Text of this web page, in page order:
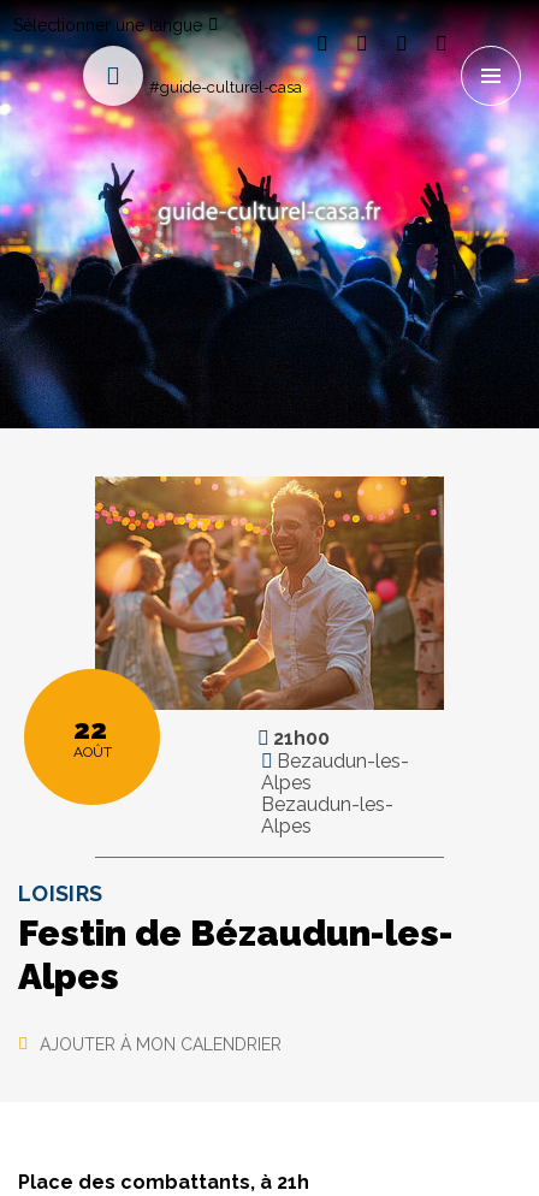
Sélectionner une langue
#guide-culturel-casa
22
AOÛT
21h00
Bezaudun-les-
Alpes
Bezaudun-les-
Alpes
LOISIRS
Festin de Bézaudun-les-
Alpes
AJOUTER À MON CALENDRIER
Place des combattants, à 21h